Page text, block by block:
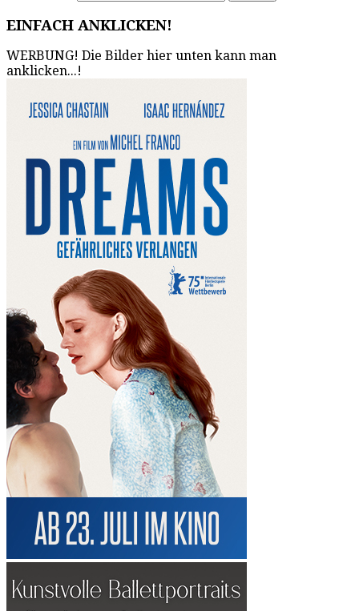
EINFACH ANKLICKEN!
WERBUNG! Die Bilder hier unten kann man
anklicken...!